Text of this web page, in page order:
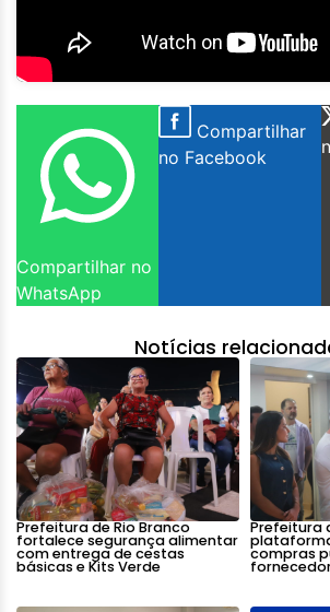
Compartilhar no
WhatsApp
Compartilhar
no Facebook
Notícias
Prefeitura de Rio Branco
fortalece segurança alimentar
com entrega de cestas
básicas e Kits Verde
Prefeitura
compras